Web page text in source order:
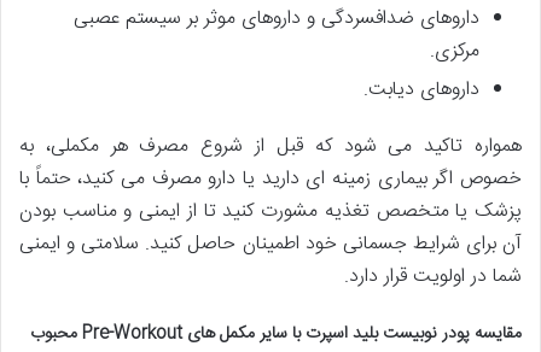
داروهای ضدافسردگی و داروهای موثر بر سیستم عصبی
مرکزی.
داروهای دیابت.
همواره تاکید می شود که قبل از شروع مصرف هر مکملی، به
خصوص اگر بیماری زمینه ای دارید یا دارو مصرف می کنید، حتماً با
پزشک یا متخصص تغذیه مشورت کنید تا از ایمنی و مناسب بودن
آن برای شرایط جسمانی خود اطمینان حاصل کنید. سلامتی و ایمنی
شما در اولویت قرار دارد.
مقایسه پودر نوبیست بلید اسپرت با سایر مکمل های Pre-Workout محبوب